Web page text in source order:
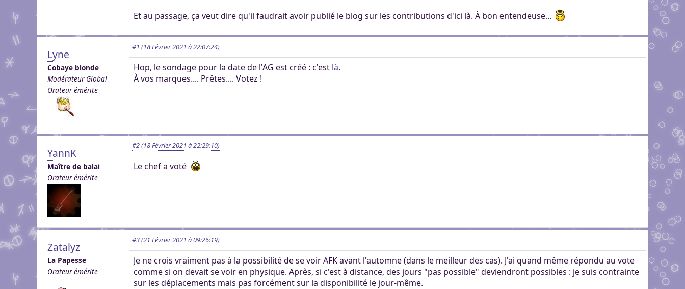
Et au passage, ça veut dire qu'il faudrait avoir publié le blog sur les contributions d'ici là. À bon entendeuse...
Lyne
Cobaye blonde
Modérateur Global
Orateur émérite
#1 (18 Février 2021 à 22:07:24)
Hop, le sondage pour la date de l'AG est créé : c'est là.
À vos marques.... Prêtes.... Votez !
YannK
Maître de balai
Orateur émérite
#2(18 Février 2021 à 22:29:10)
Le chef a voté
Zatalyz
La Papesse
Orateur émérite
#3(21 Février 2021 à 09:26:19)
Je ne crois vraiment pas à la possibilité de se voir AFK avant l'automne (dans le meilleur des cas). J'ai quand même répondu au vote
comme si on devait se voir en physique. Après, si c'est à distance, des jours "pas possible" deviendront possibles : je suis contrainte
sur les déplacements mais pas forcément sur la disponibilité le jour-même.